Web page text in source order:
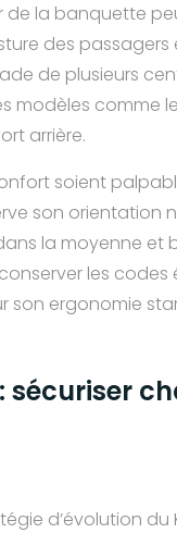
de la banquette
des
de plusieurs
comme
arrière.
soient
son orientation
la moyenne
les
son ergonomie
sécuriser
d’évolution du